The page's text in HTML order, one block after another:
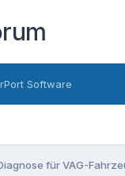
Software
für VAG-